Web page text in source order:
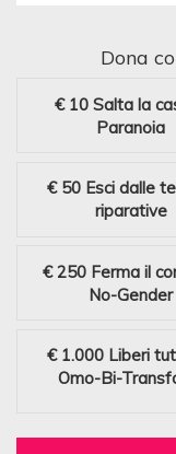
Dona
€ 10 Salta la
Paranoia
€ 50 Esci dalle
riparative
€ 250 Ferma il
No-Gender
€ 1.000 Liberi
Omo-Bi-